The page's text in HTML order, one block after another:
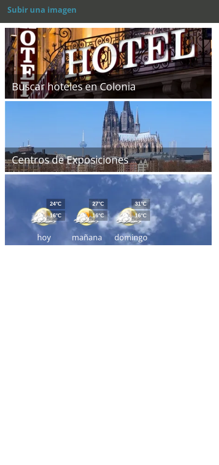
Subir una imagen
Buscar hoteles en Colonia
Centros de Exposiciones
hoy
24°C
16°C
mañana
27°C
16°C
domingo
31°C
16°C